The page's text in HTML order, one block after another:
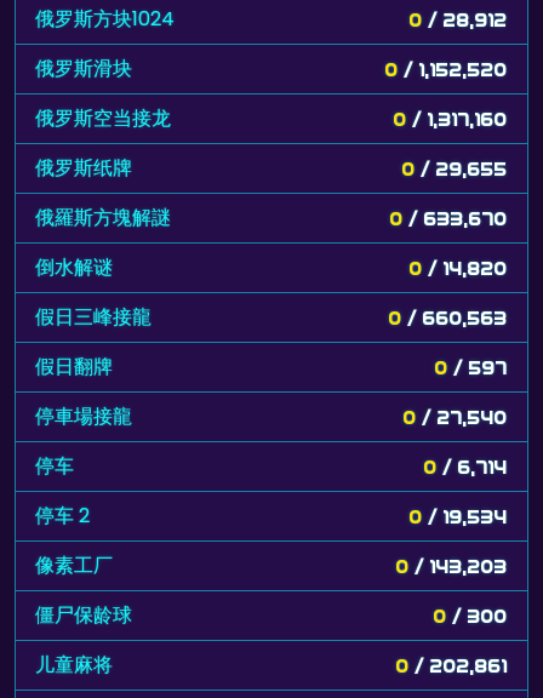
俄罗斯方块1024 0 / 28,912
俄罗斯滑块 0 / 1,152,520
俄罗斯空当接龙 0 / 1,317,160
俄罗斯纸牌 0 / 29,655
俄羅斯方塊解謎 0 / 633,670
倒水解谜 0 / 14,820
假日三峰接龍 0 / 660,563
假日翻牌 0 / 597
停車場接龍 0 / 27,540
停车 0 / 6,714
停车 2 0 / 19,534
像素工厂 0 / 143,203
僵尸保龄球 0 / 300
儿童麻将 0 / 202,861